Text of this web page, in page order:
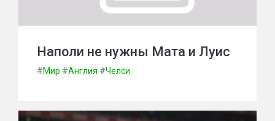
Наполи не нужны Мата и Луис
#Мир #Англия #Челси